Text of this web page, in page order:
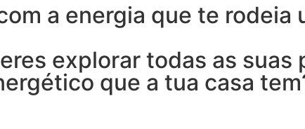
a energia que te rodeia
explorar todas as suas
que a tua casa